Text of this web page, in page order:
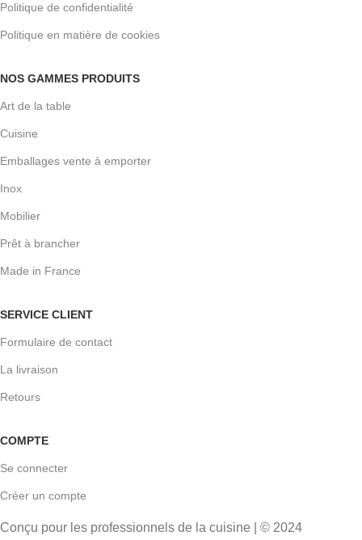
Politique de confidentialité
Politique en matière de cookies
NOS GAMMES PRODUITS
Art de la table
Cuisine
Emballages vente à emporter
Inox
Mobilier
Prêt à brancher
Made in France
SERVICE CLIENT
Formulaire de contact
La livraison
Retours
COMPTE
Se connecter
Créer un compte
Conçu pour les professionnels de la cuisine | © 2024